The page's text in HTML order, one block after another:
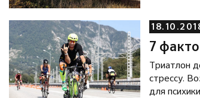
7
Триатлон
стрессу.
для